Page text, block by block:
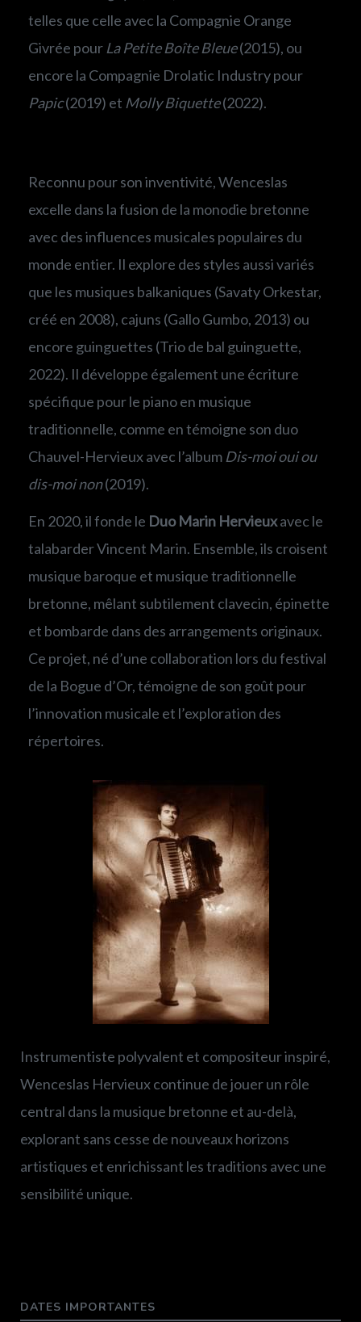
telles que celle avec la Compagnie Orange
Givrée pour La Petite Boîte Bleue(2015), ou
encore la Compagnie Drolatic Industry pour
Papic(2019) et Molly Biquette(2022).
Reconnu pour son inventivité, Wenceslas
excelle dans la fusion de la monodie bretonne
avec des influences musicales populaires du
monde entier. Il explore des styles aussi variés
que les musiques balkaniques (Savaty Orkestar,
créé en 2008), cajuns (Gallo Gumbo, 2013) ou
encore guinguettes (Trio de bal guinguette,
2022). Il développe également une écriture
spécifique pour le piano en musique
traditionnelle, comme en témoigne son duo
Chauvel-Hervieux avec l’album Dis-moi oui ou
dis-moi non(2019).
En 2020, il fonde le Duo Marin Hervieuxavec le
talabarder Vincent Marin. Ensemble, ils croisent
musique baroque et musique traditionnelle
bretonne, mêlant subtilement clavecin, épinette
et bombarde dans des arrangements originaux.
Ce projet, né d’une collaboration lors du festival
de la Bogue d’Or, témoigne de son goût pour
l’innovation musicale et l’exploration des
répertoires.
Instrumentiste polyvalent et compositeur inspiré,
Wenceslas Hervieux continue de jouer un rôle
central dans la musique bretonne et au-delà,
explorant sans cesse de nouveaux horizons
artistiques et enrichissant les traditions avec une
sensibilité unique.
DATES IMPORTANTES